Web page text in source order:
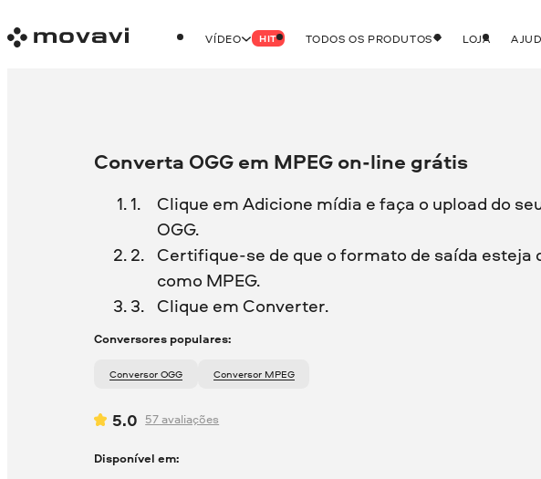
VÍDEO HIT TODOS OS PRODUTOS LOJA
Converta OGG em MPEG on-line grátis
Clique em Adicione mídia e faça o upload do
OGG.
Certifique-se de que o formato de saída esteja
como MPEG.
Clique em Converter.
Conversores populares:
Conversor OGG Conversor MPEG
5.0 57 avaliações
Disponível em: